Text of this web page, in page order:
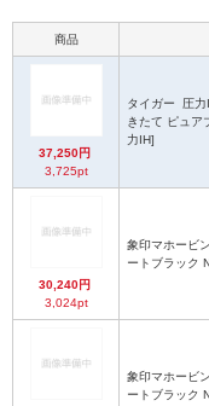
商品
37,250円
3,725pt
タイガー
きたて ピュ
力IH]
30,240円
3,024pt
象印マホービン
ートブラック
象印マホービン
ートブラック